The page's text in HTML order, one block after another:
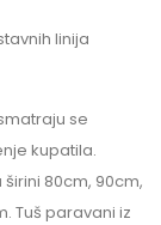
linija
se
kupatila.
80cm, 90cm,
Tuš paravani iz